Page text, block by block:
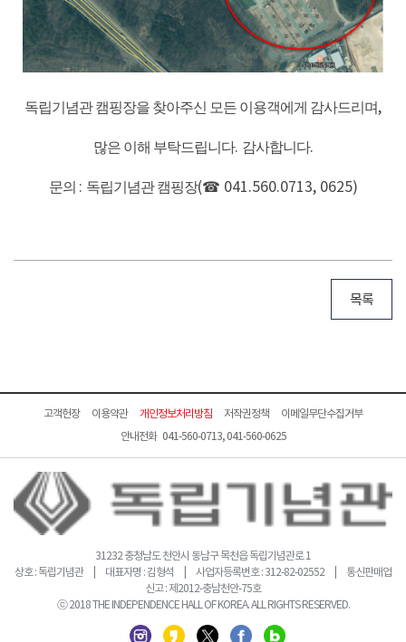
독립기념관 캠핑장을 찾아주신 모든 이용객에게 감사드리며,
많은 이해 부탁드립니다. 감사합니다.
문의 : 독립기념관 캠핑장(☎ 041.560.0713, 0625)
목록
고객헌장 이용약관 개인정보처리방침 저작권정책
이메일무단수집거부
안내전화 041-560-0713, 041-560-0625
31232 충청남도 천안시 동남구 목천읍 독립기념관로 1
상호 : 독립기념관 | 대표자명 : 김형석 | 사업자등록번호 : 312-82-02552 | 통신판매업
신고 : 제2012-충남천안-75호
ⓒ 2018 THE INDEPENDENCE HALL OF KOREA. ALL RIGHTS RESERVED.